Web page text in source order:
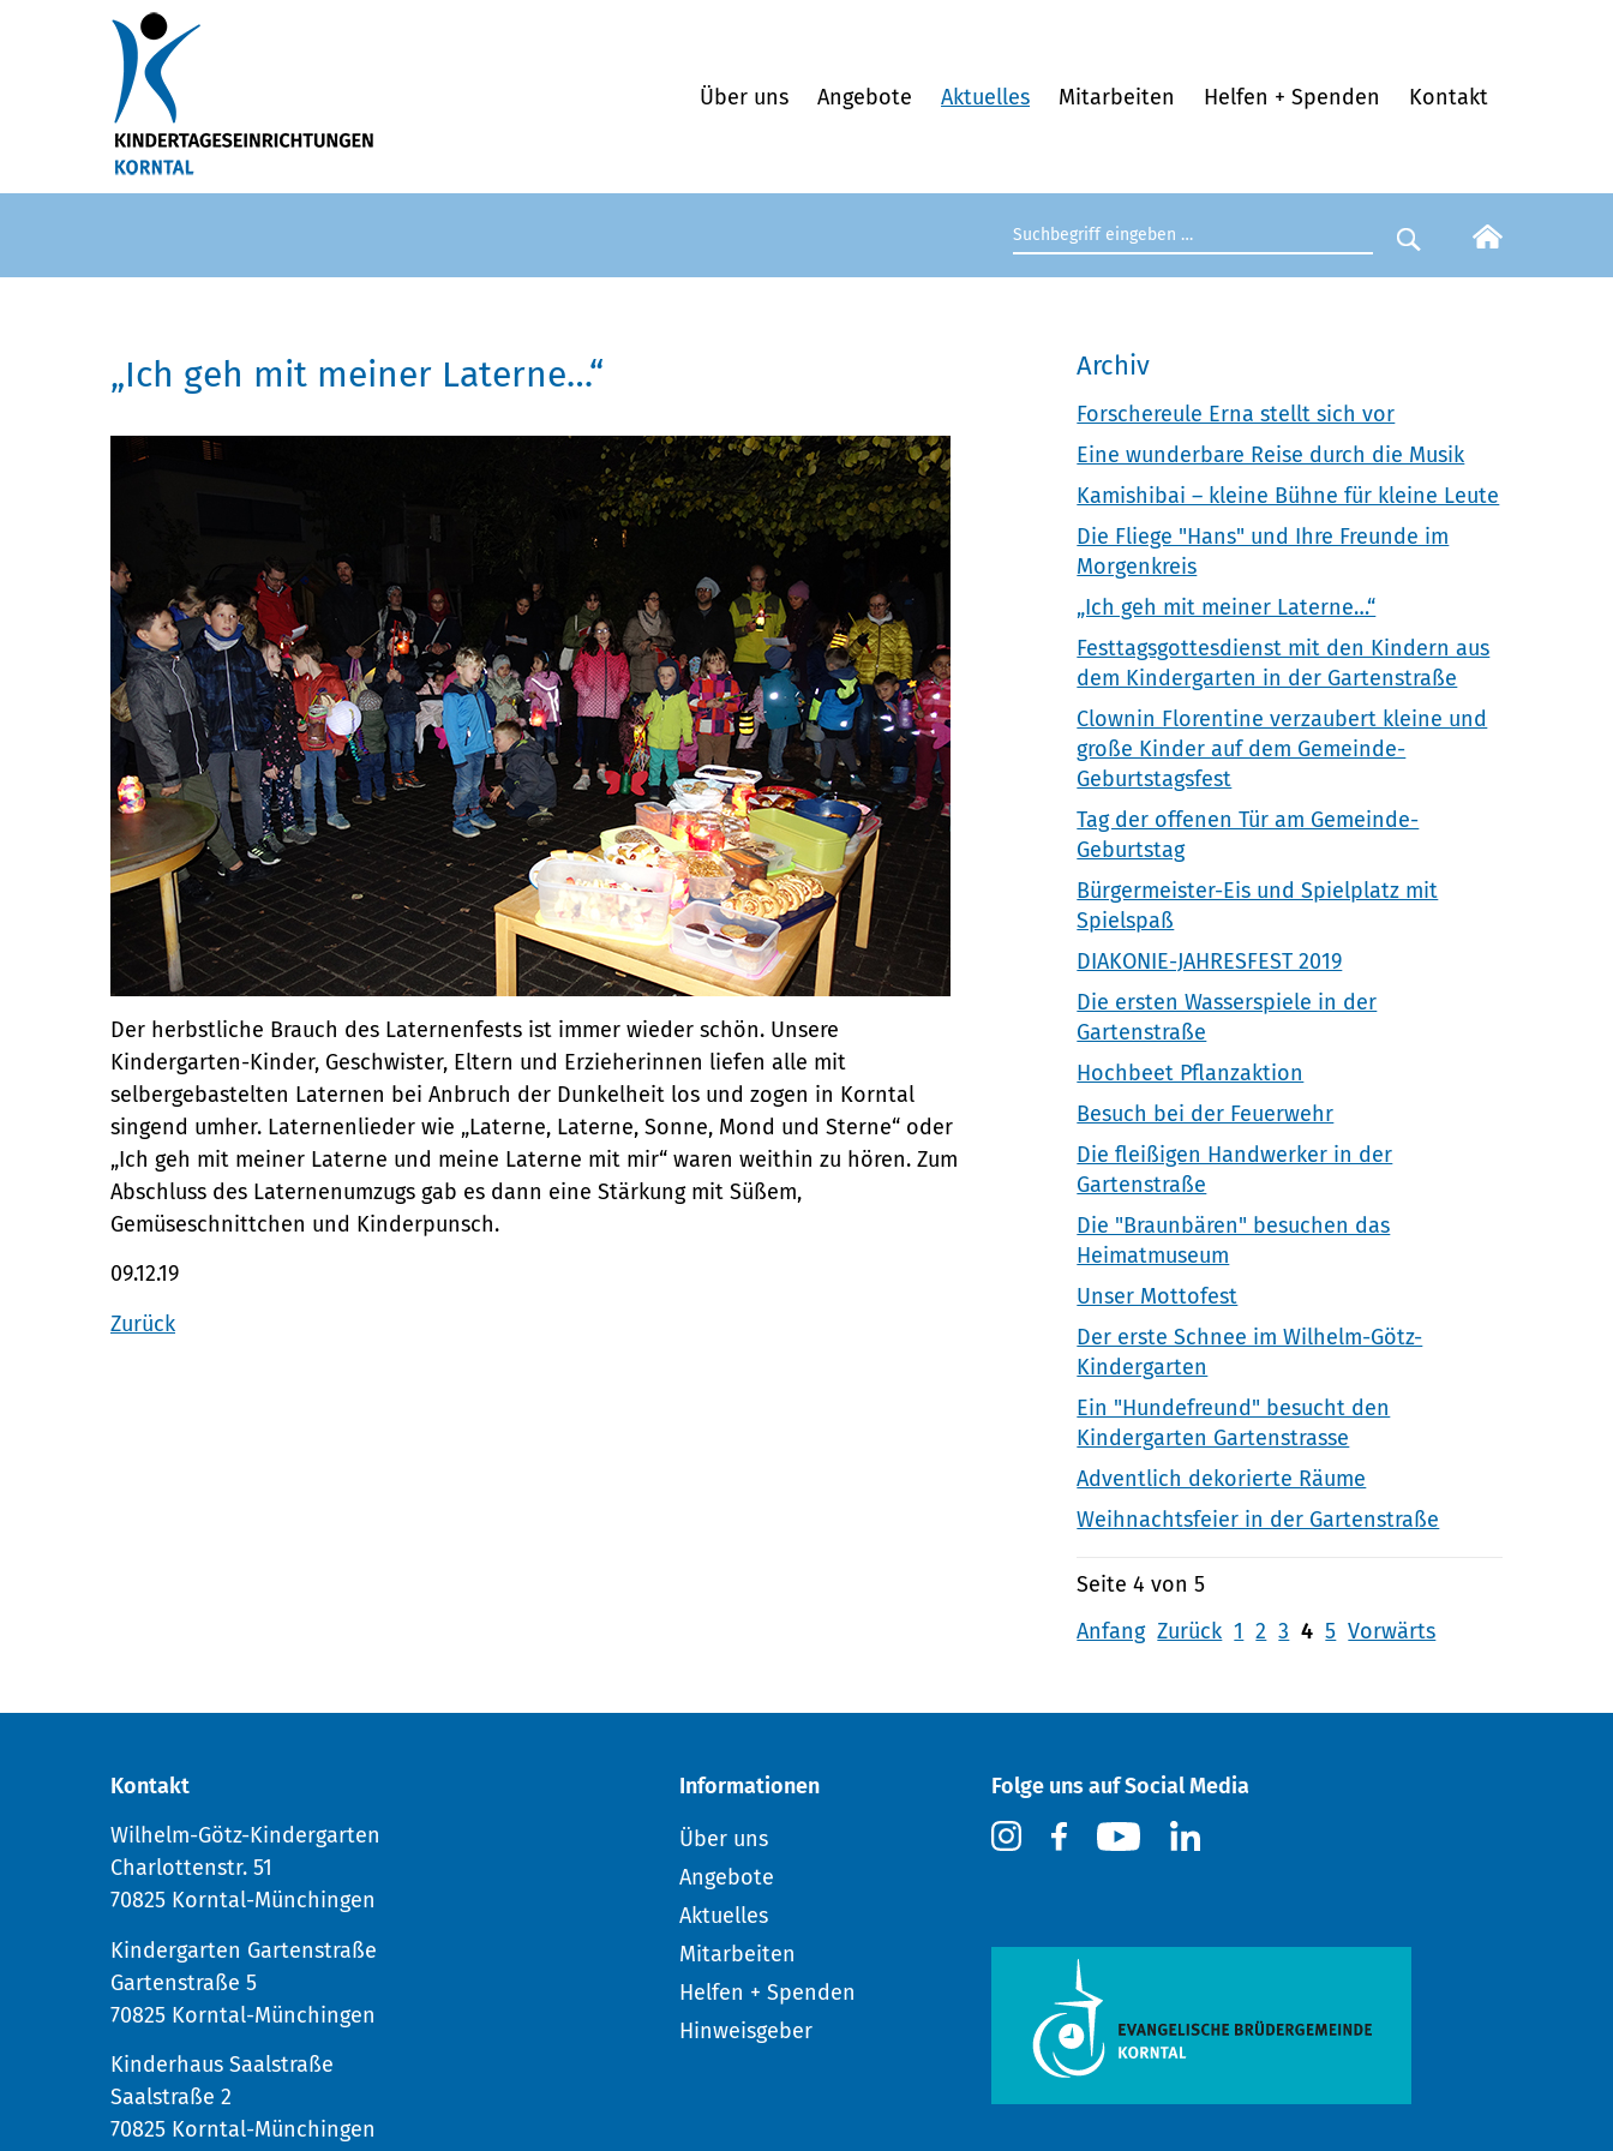
Über uns Angebote Aktuelles Mitarbeiten Helfen + Spenden Kontakt
Suchbegriff eingeben
Suche starten
„Ich geh mit meiner Laterne…“
Der herbstliche Brauch des Laternenfests ist immer wieder schön. Unsere
Kindergarten-Kinder, Geschwister, Eltern und Erzieherinnen liefen alle mit
selbergebastelten Laternen bei Anbruch der Dunkelheit los und zogen in Korntal
singend umher. Laternenlieder wie „Laterne, Laterne, Sonne, Mond und Sterne“ oder
„Ich geh mit meiner Laterne und meine Laterne mit mir“ waren weithin zu hören. Zum
Abschluss des Laternenumzugs gab es dann eine Stärkung mit Süßem,
Gemüseschnittchen und Kinderpunsch.
09.12.19
Zurück
Archiv
Forschereule Erna stellt sich vor
Eine wunderbare Reise durch die Musik
Kamishibai – kleine Bühne für kleine Leute
Die Fliege "Hans" und Ihre Freunde im
Morgenkreis
„Ich geh mit meiner Laterne…“
Festtagsgottesdienst mit den Kindern aus
dem Kindergarten in der Gartenstraße
Clownin Florentine verzaubert kleine und
große Kinder auf dem Gemeinde-
Geburtstagsfest
Tag der offenen Tür am Gemeinde-
Geburtstag
Bürgermeister-Eis und Spielplatz mit
Spielspaß
DIAKONIE-JAHRESFEST 2019
Die ersten Wasserspiele in der
Gartenstraße
Hochbeet Pflanzaktion
Besuch bei der Feuerwehr
Die fleißigen Handwerker in der
Gartenstraße
Die "Braunbären" besuchen das
Heimatmuseum
Unser Mottofest
Der erste Schnee im Wilhelm-Götz-
Kindergarten
Ein "Hundefreund" besucht den
Kindergarten Gartenstrasse
Adventlich dekorierte Räume
Weihnachtsfeier in der Gartenstraße
Seite 4 von 5
Anfang Zurück 1 2 3 4 5 Vorwärts
Kontakt
Wilhelm-Götz-Kindergarten
Charlottenstr. 51
70825 Korntal-Münchingen
Kindergarten Gartenstraße
Gartenstraße 5
70825 Korntal-Münchingen
Kinderhaus Saalstraße
Saalstraße 2
70825 Korntal-Münchingen
Informationen
Über uns
Angebote
Aktuelles
Mitarbeiten
Helfen + Spenden
Hinweisgeber
Folge uns auf Social Media